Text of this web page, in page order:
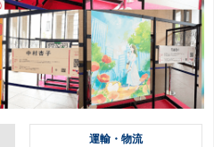
運輸・物流